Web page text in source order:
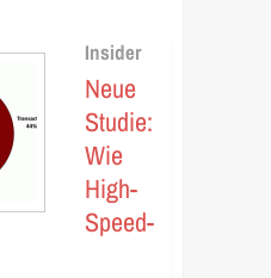
Insider
Neue
Studie:
Wie
High-
Speed-